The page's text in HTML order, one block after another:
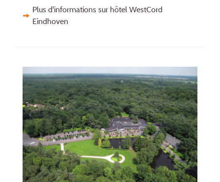
Plus d'informations sur hôtel WestCord
Eindhoven